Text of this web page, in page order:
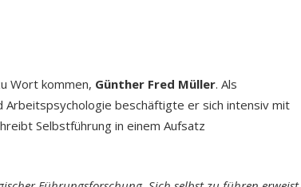
Wort kommen, Günther Fred Müller. Als
beschäftigte er sich intensiv mit
Selbstführung in einem Aufsatz